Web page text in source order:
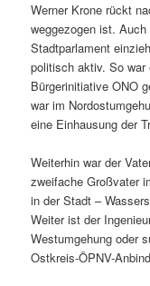
Werner Krone rückt
weggezogen ist.
Stadtparlament
politisch aktiv. So
Bürgerinitiative ONO
war im
eine Einhausung der
Weiterhin war der
zweifache Großvater
in der Stadt –
Weiter ist der
Westumgehung oder
Ostkreis-ÖPNV-